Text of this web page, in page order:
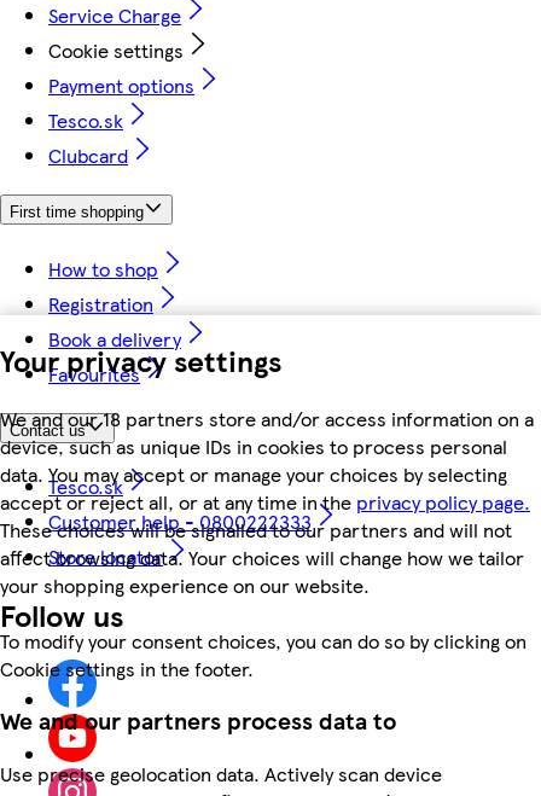
Your privacy settings
We and our 18 partners store and/or access information on a
device, such as unique IDs in cookies to process personal
data. You may accept or manage your choices by selecting
accept or reject all, or at any time in the privacy policy page.
These choices will be signalled to our partners and will not
affect browsing data. Your choices will change how we tailor
your shopping experience on our website.
To modify your consent choices, you can do so by clicking on
Cookie settings in the footer.
We and our partners process data to
Use precise geolocation data. Actively scan device
Service Charge
Cookie settings
Payment options
Tesco.sk
Clubcard
First time shopping
How to shop
Registration
Book a delivery
Favourites
Contact us
Tesco.sk
Customer help - 0800222333
Store locator
Follow us